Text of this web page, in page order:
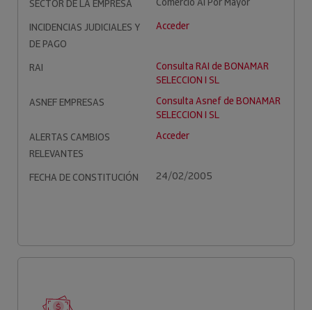
SECTOR DE LA EMPRESA
INCIDENCIAS JUDICIALES Y
DE PAGO
Acceder
RAI
Consulta RAI de BONAMAR
SELECCION I SL
ASNEF EMPRESAS
Consulta Asnef de BONAMAR
SELECCION I SL
ALERTAS CAMBIOS
RELEVANTES
Acceder
FECHA DE CONSTITUCIÓN 24/02/2005